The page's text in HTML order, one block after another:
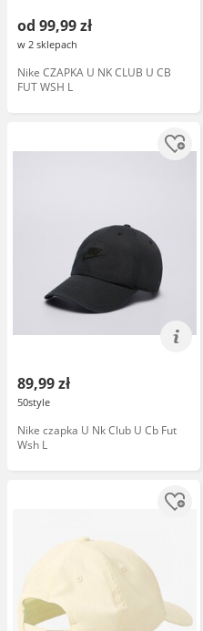
od 99,99 zł
w 2 sklepach
Nike CZAPKA U NK CLUB U CB
FUT WSH L
89,99 zł
50style
Nike czapka U Nk Club U Cb Fut
Wsh L